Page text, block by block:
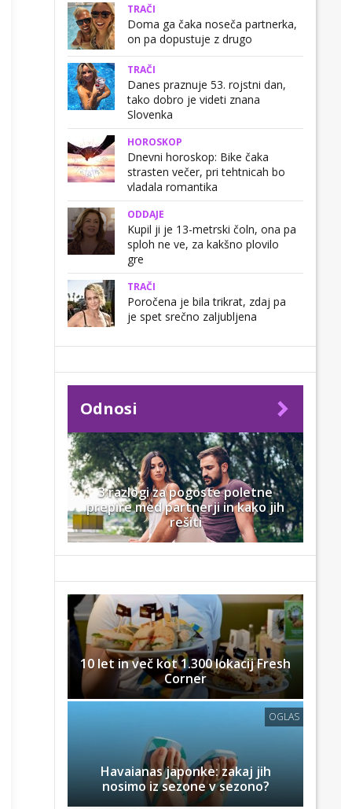
TRAČI
Doma ga čaka noseča partnerka,
on pa dopustuje z drugo
TRAČI
Danes praznuje 53. rojstni dan,
tako dobro je videti znana
Slovenka
HOROSKOP
Dnevni horoskop: Bike čaka
strasten večer, pri tehtnicah bo
vladala romantika
ODDAJE
Kupil ji je 13-metrski čoln, ona pa
sploh ne ve, za kakšno plovilo
gre
TRAČI
Poročena je bila trikrat, zdaj pa
je spet srečno zaljubljena
Odnosi
3 razlogi za pogoste poletne
prepire med partnerji in kako jih
rešiti
10 let in več kot 1.300 lokacij Fresh
Corner
OGLAS
Havaianas japonke: zakaj jih
nosimo iz sezone v sezono?